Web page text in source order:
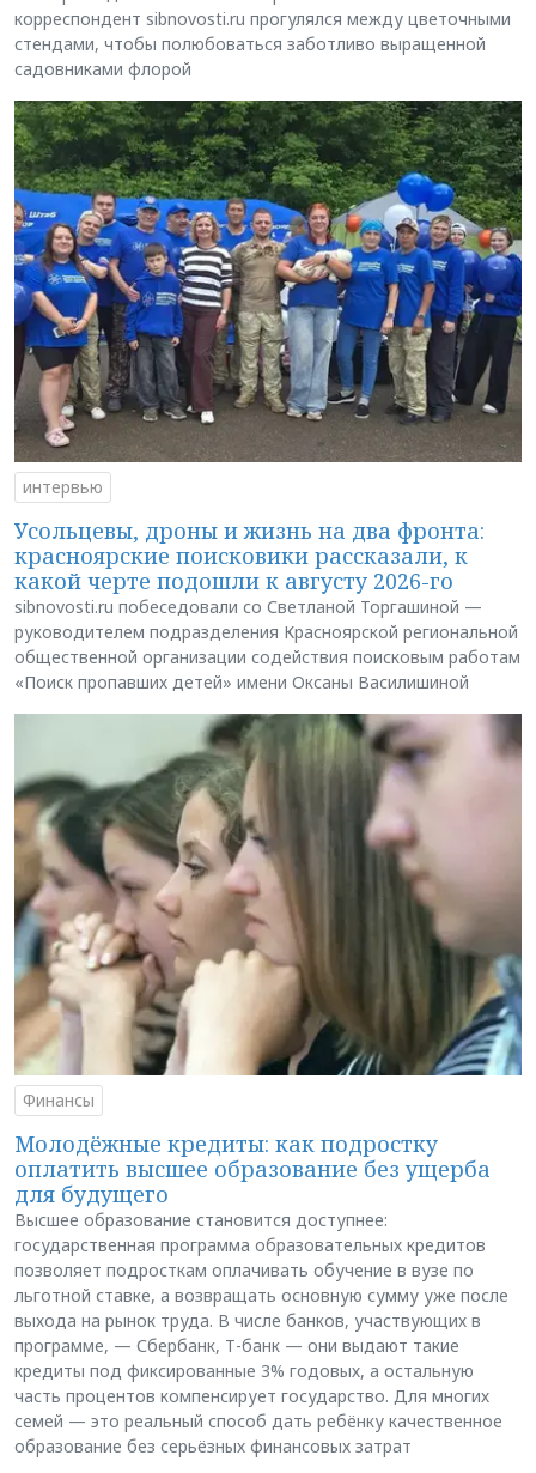
корреспондент sibnovosti.ru прогулялся между цветочными
стендами, чтобы полюбоваться заботливо выращенной
садовниками флорой
интервью
Усольцевы, дроны и жизнь на два фронта:
красноярские поисковики рассказали, к
какой черте подошли к августу 2026-го
sibnovosti.ru побеседовали со Светланой Торгашиной —
руководителем подразделения Красноярской региональной
общественной организации содействия поисковым работам
«Поиск пропавших детей» имени Оксаны Василишиной
Финансы
Молодёжные кредиты: как подростку
оплатить высшее образование без ущерба
для будущего
Высшее образование становится доступнее:
государственная программа образовательных кредитов
позволяет подросткам оплачивать обучение в вузе по
льготной ставке, а возвращать основную сумму уже после
выхода на рынок труда. В числе банков, участвующих в
программе, — Сбербанк, Т-банк — они выдают такие
кредиты под фиксированные 3% годовых, а остальную
часть процентов компенсирует государство. Для многих
семей — это реальный способ дать ребёнку качественное
образование без серьёзных финансовых затрат